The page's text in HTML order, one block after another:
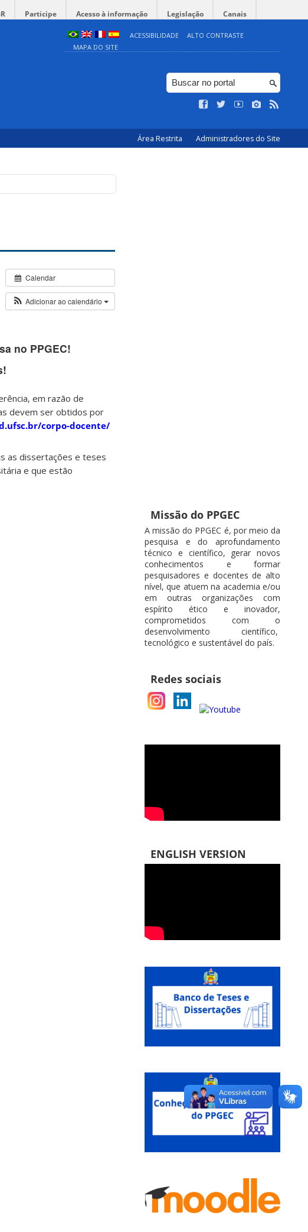
Participe Acesso à informação Legislação Canais
ACESSIBILIDADE
ALTO CONTRASTE
MAPA DO SITE
Área Restrita Administradores do Site
Calendar
Adicionar ao calendário
no PPGEC!
em razão de
devem ser obtidos por
corpo-docente/
as dissertações e teses
e que estão
Missão do PPGEC
A missão do PPGEC é, por meio da
pesquisa e do aprofundamento
técnico e científico, gerar novos
conhecimentos e formar
pesquisadores e docentes de alto
nível, que atuem na academia e/ou
em outras organizações com
espírito ético e inovador,
comprometidos com o
desenvolvimento científico,
tecnológico e sustentável do país.
Redes sociais
ENGLISH VERSION